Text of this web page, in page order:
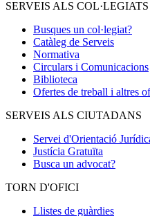
SERVEIS ALS COL·LEGIATS
Busques un col·legiat?
Catàleg de Serveis
Normativa
Circulars i Comunicacions
Biblioteca
Ofertes de treball i altres
SERVEIS ALS CIUTADANS
Servei d'Orientació
Justícia Gratuïta
Busca un advocat?
TORN D'OFICI
Llistes de guàrdies